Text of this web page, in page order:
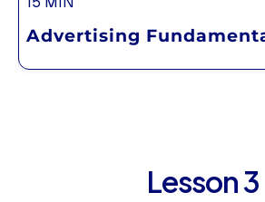
Advertising
Lesson 3